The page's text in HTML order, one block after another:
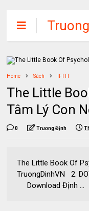
Chia
các
phần
tập
Home Sách IFTTT
The Little
Tâm Lý Con
0 Trương Định
The Little Book Of
TruongDinhVN 2.
Download Định ...